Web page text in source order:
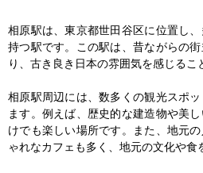
相原駅は、東京都世田谷区に位置し
持つ駅です。この駅は、昔ながらの
り、古き良き日本の雰囲気を感じるこ
相原駅周辺には、数多くの観光スポ
ます。例えば、歴史的な建造物や美
けでも楽しい場所です。また、地元
ゃれなカフェも多く、地元の文化や食